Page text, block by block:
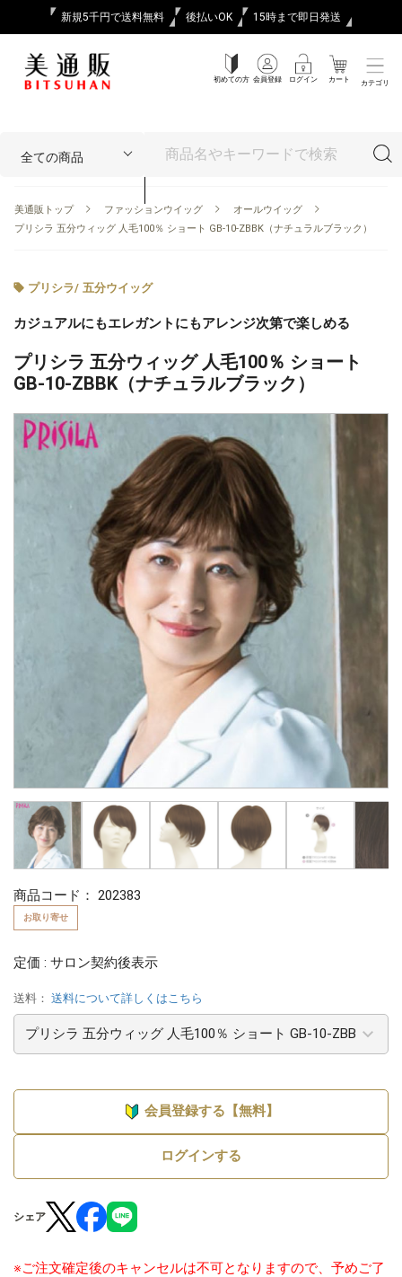
新規5千円で送料無料 後払いOK 15時まで即日発送
初めての方 会員登録 ログイン カート カテゴリ
美通販トップ ファッションウイッグ
オールウイッグ
プリシラ 五分ウィッグ 人毛100％ ショート GB-10-ZBBK（ナチュラルブラック）
プリシラ/ 五分ウイッグ
カジュアルにもエレガントにもアレンジ次第で楽しめる
プリシラ 五分ウィッグ 人毛100％ ショート
GB-10-ZBBK（ナチュラルブラック）
商品コード： 202383
お取り寄せ
定価 : サロン契約後表示
送料： 送料について詳しくはこちら
会員登録する【無料】
ログインする
シェア
※ご注文確定後のキャンセルは不可となりますので、予めご了